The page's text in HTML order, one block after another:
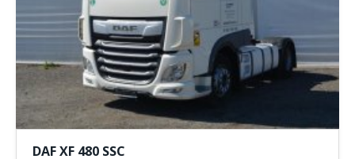
DAF XF 480 SSC